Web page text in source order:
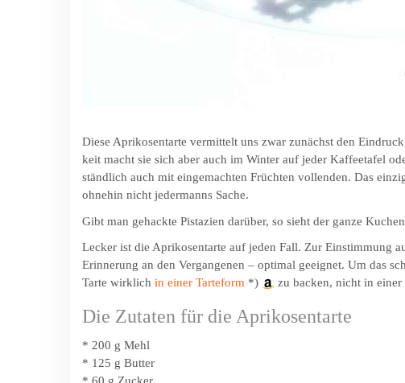
Diese Aprikosentarte vermittelt uns zwar zunächst den
keit macht sie sich aber auch im Winter auf jeder Kaffeetafel
ständ­lich auch mit eingemachten Früchten vollenden. Das
ohnehin nicht jedermanns Sache.
Gibt man gehackte Pistazien darüber, so sieht der ganze
Lecker ist die Aprikosentarte auf jeden Fall. Zur Einstimmung
Erinnerung an den Vergangenen – optimal geeignet. Um das
Tarte wirklich in einer Tarteform *) zu backen, nicht in
Die Zutaten für die Aprikosentarte
* 200 g Mehl
* 125 g Butter